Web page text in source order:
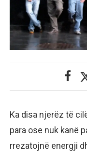
Ka disa njerëz të
para ose nuk kanë
rrezatojnë energji